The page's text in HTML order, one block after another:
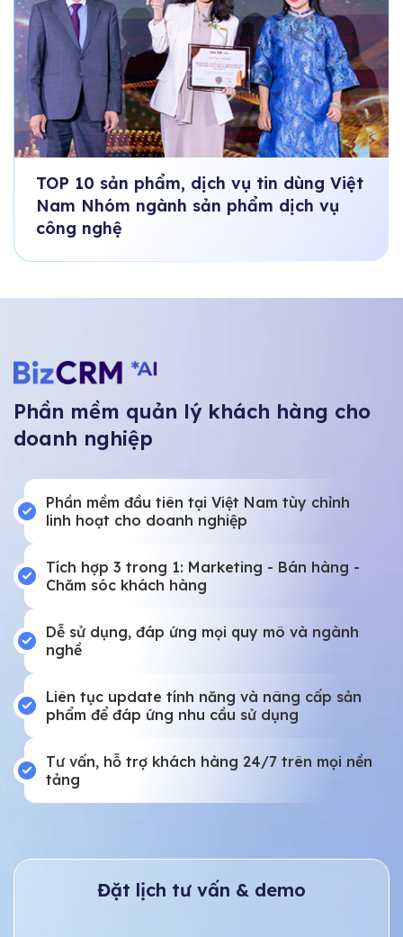
TOP 10 sản phẩm, dịch vụ tin dùng Việt
Nam Nhóm ngành sản phẩm dịch vụ
công nghệ
Phần mềm quản lý khách hàng cho
doanh nghiệp
Phần mềm đầu tiên tại Việt Nam tùy chỉnh
linh hoạt cho doanh nghiệp
Tích hợp 3 trong 1: Marketing - Bán hàng -
Chăm sóc khách hàng
Dễ sử dụng, đáp ứng mọi quy mô và ngành
nghề
Liên tục update tính năng và nâng cấp sản
phẩm để đáp ứng nhu cầu sử dụng
Tư vấn, hỗ trợ khách hàng 24/7 trên mọi nền
tảng
Đặt lịch tư vấn & demo